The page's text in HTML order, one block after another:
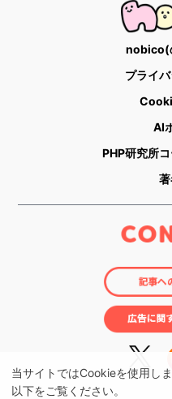
当サイトではCookieを使用し
以下をご覧ください。
nobico(
プライ
AI
PHP研究所